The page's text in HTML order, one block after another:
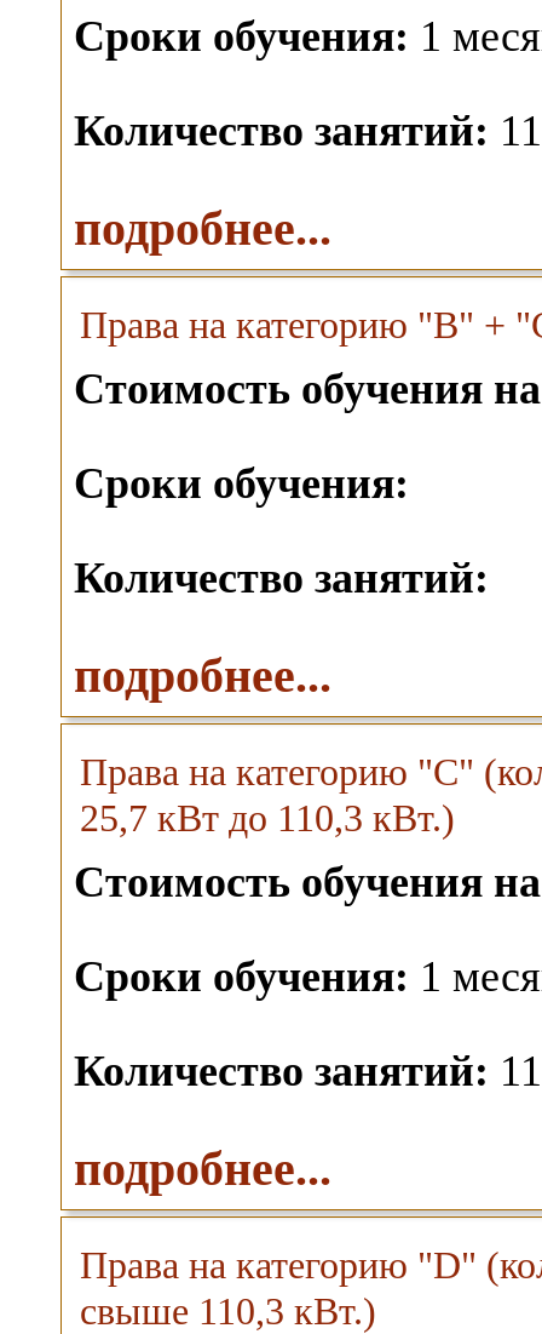
Сроки обучения: 1
Количество занятий:
подробнее...
Права на категорию "B" +
Стоимость обучения
Сроки обучения:
Количество занятий:
подробнее...
Права на категорию "C"
25,7 кВт до 110,3 кВт.)
Стоимость обучения
Сроки обучения: 1
Количество занятий:
подробнее...
Права на категорию "D"
свыше 110,3 кВт.)